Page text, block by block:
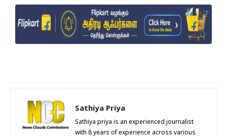
Sathiya Priya
Sathiya priya is an experienced journalist
with 8 years of experience across various